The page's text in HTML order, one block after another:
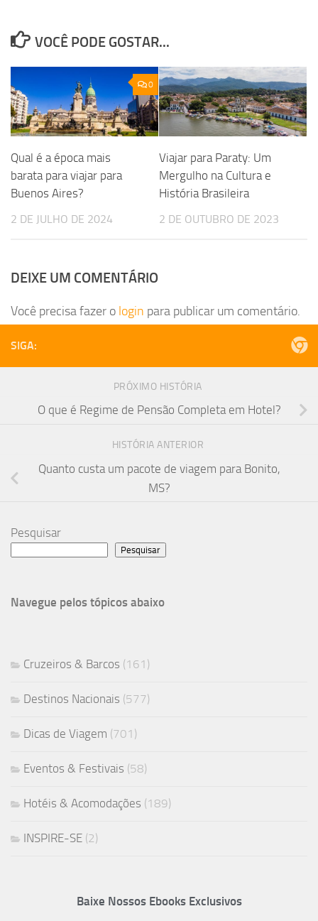
VOCÊ PODE GOSTAR...
0
Qual é a época mais
barata para viajar para
Buenos Aires?
2 DE JULHO DE 2024
Viajar para Paraty: Um
Mergulho na Cultura e
História Brasileira
2 DE OUTUBRO DE 2023
DEIXE UM COMENTÁRIO
Você precisa fazer o login para publicar um comentário.
SIGA:
PRÓXIMO HISTÓRIA
O que é Regime de Pensão Completa em Hotel?
HISTÓRIA ANTERIOR
Quanto custa um pacote de viagem para Bonito,
MS?
Pesquisar
Pesquisar
Navegue pelos tópicos abaixo
Cruzeiros & Barcos (161)
Destinos Nacionais (577)
Dicas de Viagem (701)
Eventos & Festivais (58)
Hotéis & Acomodações (189)
INSPIRE-SE (2)
Baixe Nossos Ebooks Exclusivos